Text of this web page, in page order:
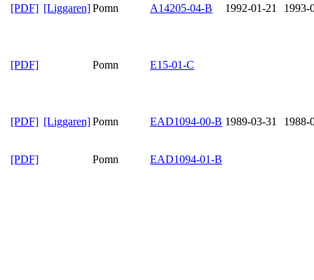
[PDF] [Liggaren] Pomn A14205-04-B 1992-01-21 1993-
[PDF] Pomn E15-01-C
[PDF] [Liggaren] Pomn EAD1094-00-B 1989-03-31 1988-
[PDF] Pomn EAD1094-01-B